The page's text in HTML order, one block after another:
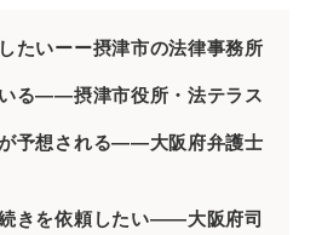
たいーー摂津市の法律事務所
る――摂津市役所・法テラス
予想される――大阪府弁護士
きを依頼したい――大阪府司